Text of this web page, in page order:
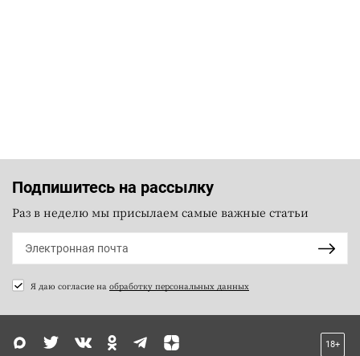
Подпишитесь на рассылку
Раз в неделю мы присылаем самые важные статьи
Я даю согласие на обработку персональных данных
18+